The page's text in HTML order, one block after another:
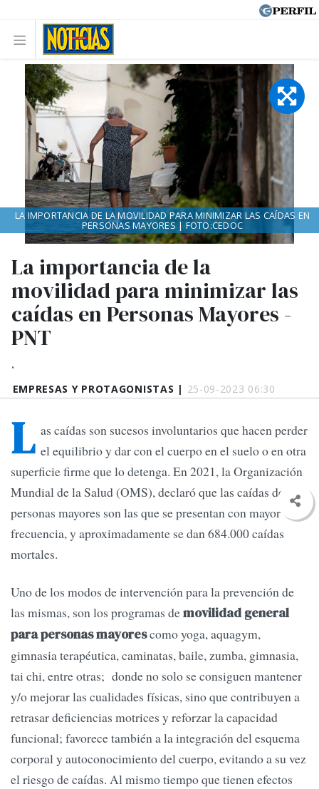
EMPRESAS Y PROTAGONISTAS | 25-09-2023 06:30
La importancia de la
movilidad para minimizar las
caídas en Personas Mayores -
PNT
.
LA IMPORTANCIA DE LA MOVILIDAD PARA MINIMIZAR LAS CAÍDAS EN
PERSONAS MAYORES | FOTO:CEDOC
L as caídas son sucesos involuntarios que hacen perder
el equilibrio y dar con el cuerpo en el suelo o en otra
superficie firme que lo detenga. En 2021, la Organización
Mundial de la Salud (OMS), declaró que las caídas de
personas mayores son las que se presentan con mayor
frecuencia, y aproximadamente se dan 684.000 caídas
mortales.
Uno de los modos de intervención para la prevención de
las mismas, son los programas demovilidad general
para personas mayorescomo yoga, aquagym,
gimnasia terapéutica, caminatas, baile, zumba, gimnasia,
tai chi, entre otras; donde no solo se consiguen mantener
y/o mejorar las cualidades físicas, sino que contribuyen a
retrasar deficiencias motrices y reforzar la capacidad
funcional; favorece también a la integración del esquema
corporal y autoconocimiento del cuerpo, evitando a su vez
el riesgo de caídas. Al mismo tiempo que tienen efectos